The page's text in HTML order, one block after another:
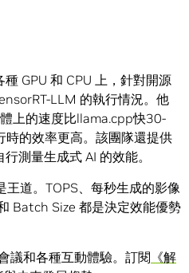
GPU 和 CPU 上，針對開源
LLM 的執行情況。他
上的速度比llama.cpp快30-
的效率更高。該團隊還提供
測量生成式 AI 的效能。
王道。TOPS、每秒生成的影像
Batch Size 都是決定效能優勢
議和各種互動體驗。訂閱 《解